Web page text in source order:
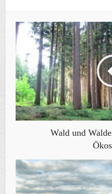
Wald und